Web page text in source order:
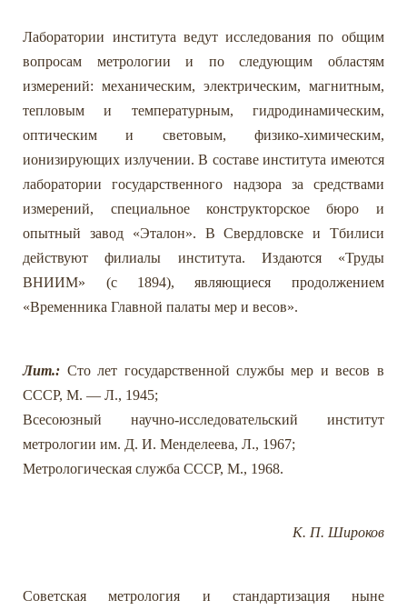
Лаборатории института ведут исследования по общим
вопросам метрологии и по следующим областям
измерений: механическим, электрическим, магнитным,
тепловым и температурным, гидродинамическим,
оптическим и световым, физико-химическим,
ионизирующих излучении. В составе института имеются
лаборатории государственного надзора за средствами
измерений, специальное конструкторское бюро и
опытный завод «Эталон». В Свердловске и Тбилиси
действуют филиалы института. Издаются «Труды
ВНИИМ» (с 1894), являющиеся продолжением
«Временника Главной палаты мер и весов».
Лит.: Сто лет государственной службы мер и весов в
СССР, М. — Л., 1945;
Всесоюзный научно-исследовательский институт
метрологии им. Д. И. Менделеева, Л., 1967;
Метрологическая служба СССР, М., 1968.
К. П. Широков
Советская метрология и стандартизация ныне